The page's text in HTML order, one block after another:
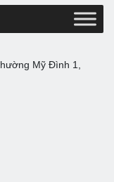
Mỹ Đình 1,